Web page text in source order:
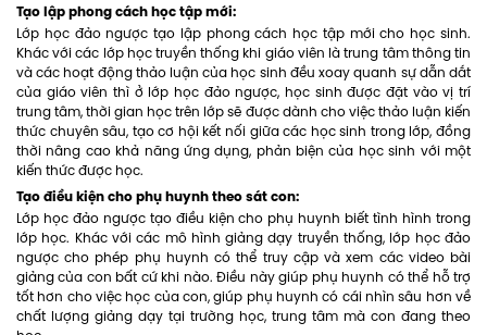
Tạo lập phong cách học tập mới:
Lớp học đảo ngược tạo lập phong cách học tập mới cho học sinh.
Khác với các lớp học truyền thống khi giáo viên là trung tâm thông tin
và các hoạt động thảo luận của học sinh đều xoay quanh sự dẫn dắt
của giáo viên thì ở lớp học đảo ngược, học sinh được đặt vào vị trí
trung tâm, thời gian học trên lớp sẽ được dành cho việc thảo luận kiến
thức chuyên sâu, tạo cơ hội kết nối giữa các học sinh trong lớp, đồng
thời nâng cao khả năng ứng dụng, phản biện của học sinh với một
kiến thức được học.
Tạo điều kiện cho phụ huynh theo sát con:
Lớp học đảo ngược tạo điều kiện cho phụ huynh biết tình hình trong
lớp học. Khác với các mô hình giảng dạy truyền thống, lớp học đảo
ngược cho phép phụ huynh có thể truy cập và xem các video bài
giảng của con bất cứ khi nào. Điều này giúp phụ huynh có thể hỗ trợ
tốt hơn cho việc học của con, giúp phụ huynh có cái nhìn sâu hơn về
chất lượng giảng dạy tại trường học, trung tâm mà con đang theo